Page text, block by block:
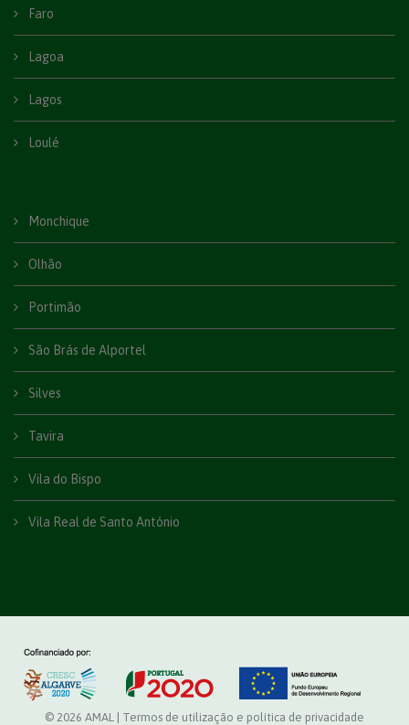
Faro
Lagoa
Lagos
Loulé
Monchique
Olhão
Portimão
São Brás de Alportel
Silves
Tavira
Vila do Bispo
Vila Real de Santo António
© 2026 AMAL | Termos de utilização e política de privacidade